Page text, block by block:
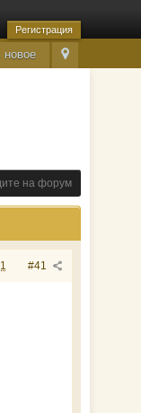
Регистрация
новое
на форум
#41